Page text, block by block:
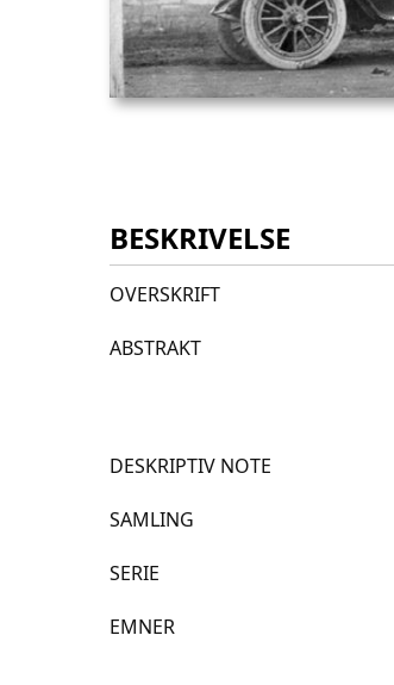
BESKRIVELSE
OVERSKRIFT
ABSTRAKT
DESKRIPTIV NOTE
SAMLING
SERIE
EMNER